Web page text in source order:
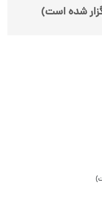
شده است)